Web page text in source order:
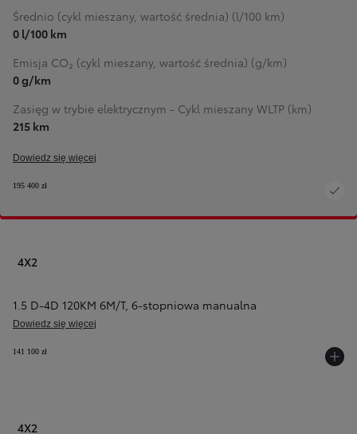
Średnio (cykl mieszany, wartość średnia) (l/100 km)
0 l/100 km
Emisja CO₂ (cykl mieszany, wartość średnia) (g/km)
0 g/km
Zasięg w trybie elektrycznym - Cykl mieszany WLTP (km)
215 km
Dowiedz się więcej
195 400 zł
4X2
1.5 D-4D 120KM 6M/T, 6-stopniowa manualna
Dowiedz się więcej
141 100 zł
4X2